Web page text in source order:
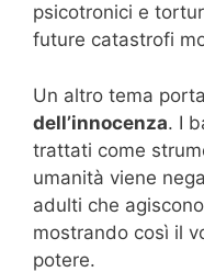
psicotronici e
future catastrofi
Un altro tema
dell’innocenza. I
trattati come
umanità viene
adulti che
mostrando così il
potere.